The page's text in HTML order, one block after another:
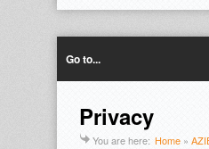
Go to...
Privacy
You are here: Home »